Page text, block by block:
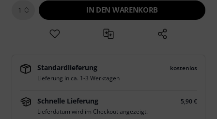
1 IN DEN WARENKORB
Standardlieferung
kostenlos
Lieferung in ca. 1-3 Werktagen
Schnelle Lieferung
5,90 €
Lieferdatum wird im Checkout angezeigt.